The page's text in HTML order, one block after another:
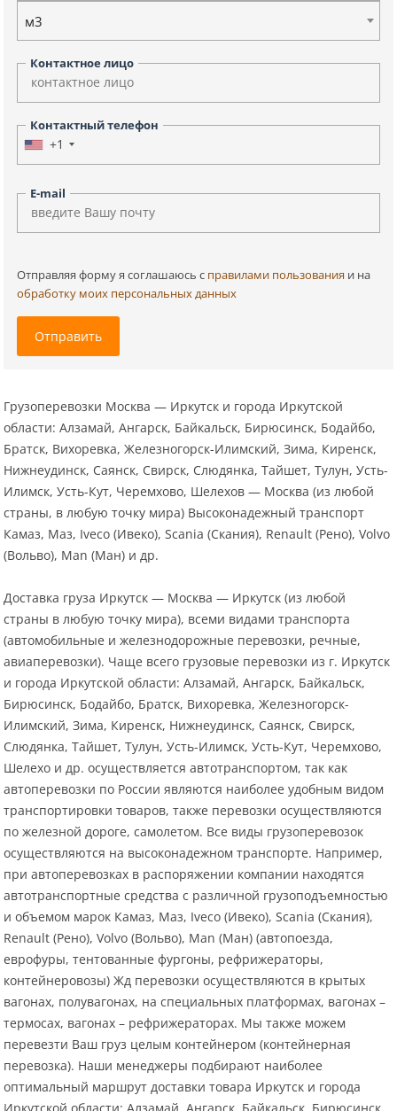
м3
Контактное лицо
Контактный телефон
+1
E-mail
Отправляя форму я соглашаюсь c правилами пользования и на
обработку моих персональных данных
Отправить
Грузоперевозки Москва — Иркутск и города Иркутской
области: Алзамай, Ангарск, Байкальск, Бирюсинск, Бодайбо,
Братск, Вихоревка, Железногорск-Илимский, Зима, Киренск,
Нижнеудинск, Саянск, Свирск, Слюдянка, Тайшет, Тулун, Усть-
Илимск, Усть-Кут, Черемхово, Шелехов — Москва (из любой
страны, в любую точку мира) Высоконадежный транспорт
Камаз, Маз, Iveco (Ивеко), Scania (Скания), Renault (Рено), Volvo
(Вольво), Man (Ман) и др.
Доставка груза Иркутск — Москва — Иркутск (из любой
страны в любую точку мира), всеми видами транспорта
(автомобильные и железнодорожные перевозки, речные,
авиаперевозки). Чаще всего грузовые перевозки из г. Иркутск
и города Иркутской области: Алзамай, Ангарск, Байкальск,
Бирюсинск, Бодайбо, Братск, Вихоревка, Железногорск-
Илимский, Зима, Киренск, Нижнеудинск, Саянск, Свирск,
Слюдянка, Тайшет, Тулун, Усть-Илимск, Усть-Кут, Черемхово,
Шелехо и др. осуществляется автотранспортом, так как
автоперевозки по России являются наиболее удобным видом
транспортировки товаров, также перевозки осуществляются
по железной дороге, самолетом. Все виды грузоперевозок
осуществляются на высоконадежном транспорте. Например,
при автоперевозках в распоряжении компании находятся
автотранспортные средства с различной грузоподъемностью
и объемом марок Камаз, Маз, Iveco (Ивеко), Scania (Скания),
Renault (Рено), Volvo (Вольво), Man (Ман) (автопоезда,
еврофуры, тентованные фургоны, рефрижераторы,
контейнеровозы) Жд перевозки осуществляются в крытых
вагонах, полувагонах, на специальных платформах, вагонах –
термосах, вагонах – рефрижераторах. Мы также можем
перевезти Ваш груз целым контейнером (контейнерная
перевозка). Наши менеджеры подбирают наиболее
оптимальный маршрут доставки товара Иркутск и города